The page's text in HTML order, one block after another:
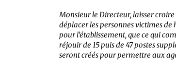
Monsieur le Directeur, laisser
déplacer les personnes victimes
pour l’établissement, que ce qui
réjouir de 15 puis de 47 postes
seront créés pour permettre aux